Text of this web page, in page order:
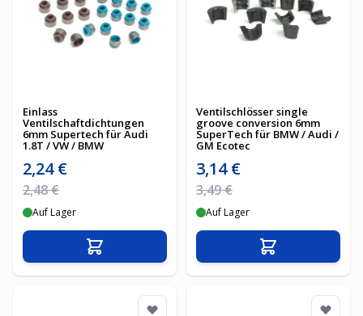
Einlass
Ventilschaftdichtungen
6mm Supertech für Audi
1.8T / VW / BMW
Sonderpreis
2,24 €
Regulärer Preis
2,48 €
Auf Lager
In den Warenkorb
Ventilschlösser single
groove conversion 6mm
SuperTech für BMW / Audi /
GM Ecotec
Sonderpreis
3,14 €
Regulärer Preis
3,49 €
Auf Lager
In den